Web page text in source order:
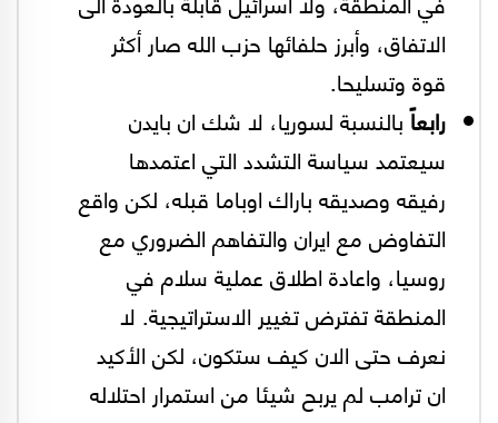
الاتفاق، وأبرز حلفائها حزب الله صار أكثر
قوة وتسليحا.
رابعاًبالنسبة لسوريا، لا شك ان بايدن
سيعتمد سياسة التشدد التي اعتمدها
رفيقه وصديقه باراك اوباما قبله، لكن واقع
التفاوض مع ايران والتفاهم الضروري مع
روسيا، واعادة اطلاق عملية سلام في
المنطقة تفترض تغيير الاستراتيجية. لا
نعرف حتى الان كيف ستكون، لكن الأكيد
ان ترامب لم يربح شيئا من استمرار احتلاله